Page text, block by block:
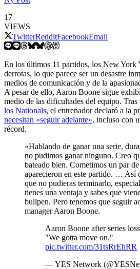
17
VIEWS
TwitterRedditFacebookEmail
En los últimos 11 partidos, los New York
derrotas, lo que parece ser un desastre
medios de comunicación y de la
A pesar de ello, Aaron Boone sigue
medio de las dificultades del equipo. Tras
los Nationals, el entrenador declaró a la
necesitan «seguir adelante», incluso con
récord.
«Hablando de ganar una serie,
no pudimos ganar ninguno. Creo
bateado bien. Cometimos un par
aparecieron en este partido. … Así
que no pudieras terminarlo,
tienes una ventaja y sabes que
bullpen. Pero tenemos que seguir
manager Aaron Boone.
Aaron Boone after series
"We gotta move on."
pic.twitter.com/31tsRrEhRR
— YES Network